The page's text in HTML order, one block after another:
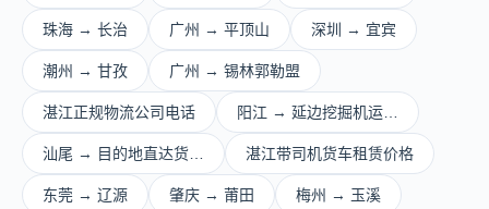
珠海 → 长治 广州 → 平顶山 深圳 → 宜宾
潮州 → 甘孜 广州 → 锡林郭勒盟
湛江正规物流公司电话 阳江 → 延边挖掘机运…
汕尾 → 目的地直达货… 湛江带司机货车租赁价格
东莞 → 辽源 肇庆 → 莆田 梅州 → 玉溪